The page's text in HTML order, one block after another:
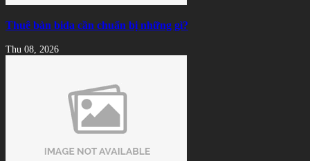
Thuê bàn bida cần chuẩn bị những gì?
Thu 08, 2026